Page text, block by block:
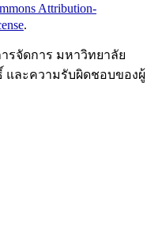
Attribution-
.
รจัดการ มหาวิทยาลัย
และความรับผิดชอบของผู้